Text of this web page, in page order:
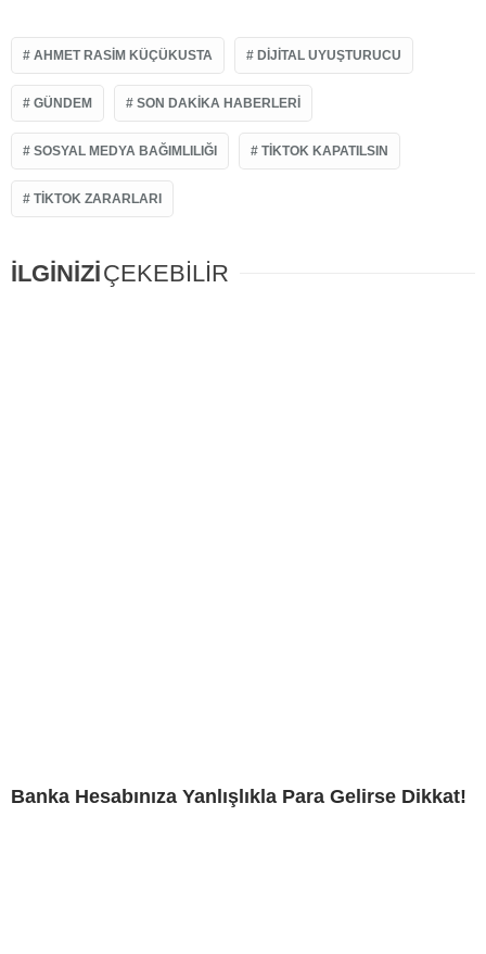
AHMET RASIM KÜÇÜKUSTA DIJITAL UYUŞTURUCU
GÜNDEM SON DAKIKA HABERLERI
SOSYAL MEDYA BAĞIMLILIĞI TIKTOK KAPATILSIN
TIKTOK ZARARLARI
İLGİNİZİÇEKEBİLİR
Banka Hesabınıza Yanlışlıkla Para Gelirse Dikkat!